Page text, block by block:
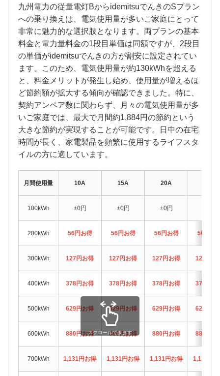
九州電力の従量電灯BからidemitsuでんきのSプラン
への乗り換えは、電気使用量が多いご家庭にとって
非常に魅力的な選択肢となります。両プランの基本
料金と電力量料金の1段目単価は同額ですが、2段目
の単価がidemitsuでんきの方が割安に設定されてい
ます。このため、電気使用量が約130kWhを超える
と、料金メリットが発生し始め、使用量が増えるほ
ど節約額が拡大する傾向が確認できました。特に、
契約アンペア数に関わらず、月々の電気使用量が多
いご家庭では、最大で月間約1,884円の節約という
大きな節約が実現することが可能です。日中の在宅
時間が長く、家電製品を頻繁に使用するライフスタ
イルの方に適しています。
月間使用量 10A 15A 20A
100kWh ±0円 ±0円 ±0円
200kWh 56円お得 56円お得 56円お得 56円お
300kWh 127円お得 127円お得 127円お得 127円お
400kWh 378円お得 378円お得 378円お得 378円お
500kWh 629円お得 629円お得 629円お得 629円お
600kWh 880円お得 880円お得 880円お得 880円お
700kWh 1,131円お得 1,131円お得 1,131円お得 1,131円
スクロールできます